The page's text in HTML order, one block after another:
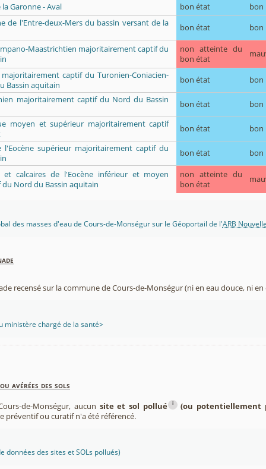
Garonne - Aval
bon état
bon
de l'Entre-deux-Mers du bassin versant de la
bon état bon
Maastrichtien majoritairement captif du
non atteinte du
bon état
captif du Turonien-Coniacien-
Bassin aquitain
bon état
bon
majoritairement captif du Nord du Bassin
bon état
bon
moyen et supérieur majoritairement captif
bon état
bon
l'Eocène supérieur majoritairement captif du
bon état bon
et calcaires de l'Eocène inférieur et moyen
Nord du Bassin aquitain
non atteinte du
bon état
des masses d'eau de Cours-de-Monségur sur le Géoportail de l'ARB
recensé sur la commune de Cours-de-Monségur (ni en eau douce, ni en
ministère chargé de la santé>
avérées des sols
de-Monségur, aucun site et sol pollué i
(ou potentiellement
préventif ou curatif n'a été référencé.
données des sites et SOLs pollués)